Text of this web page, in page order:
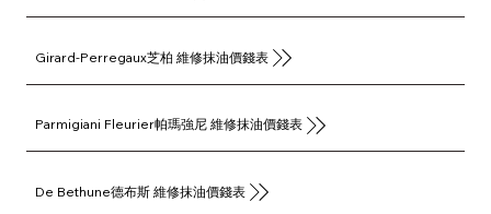
Girard-Perregaux芝柏 維修抹油價錢表
Parmigiani Fleurier帕瑪強尼 維修抹油價錢表
De Bethune德布斯 維修抹油價錢表